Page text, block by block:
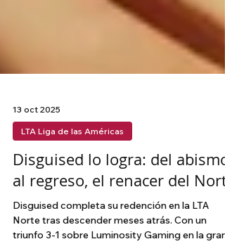
13 oct 2025
LTA Liga de las Américas
Disguised lo logra: del abismo
al regreso, el renacer del Norte
Disguised completa su redención en la LTA